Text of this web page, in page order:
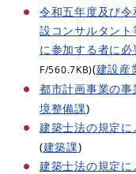
令和五年度及び
設コンサルタン
に参加する者に
F/560.7KB)(建設産
都市計画事業の
境整備課)
建築士法の規定
(建築課)
建築士法の規定